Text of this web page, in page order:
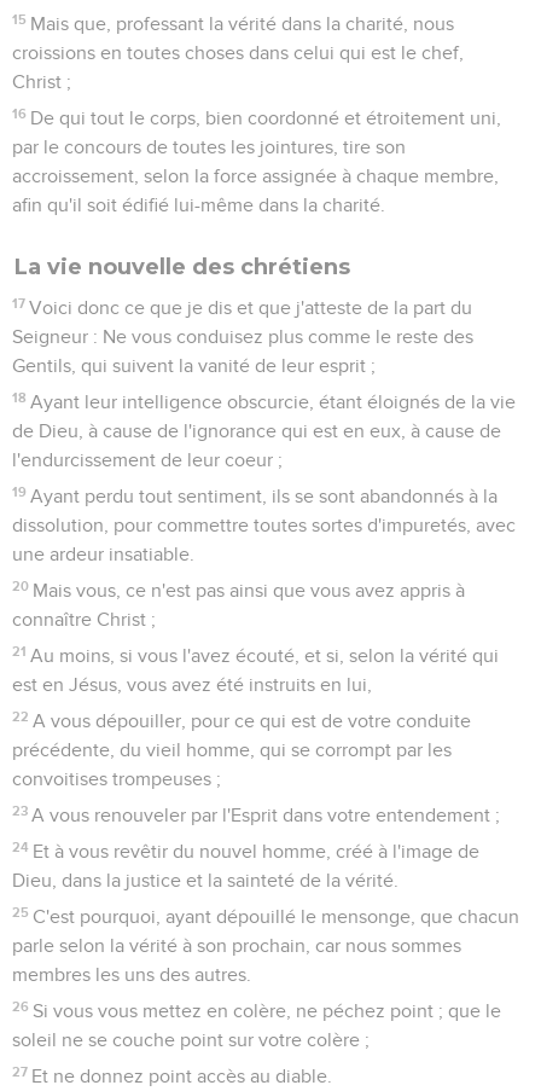
15 Mais que, professant la vérité dans la charité, nous
croissions en toutes choses dans celui qui est le chef,
Christ ;
16 De qui tout le corps, bien coordonné et étroitement uni,
par le concours de toutes les jointures, tire son
accroissement, selon la force assignée à chaque membre,
afin qu'il soit édifié lui-même dans la charité.
La vie nouvelle des chrétiens
17 Voici donc ce que je dis et que j'atteste de la part du
Seigneur : Ne vous conduisez plus comme le reste des
Gentils, qui suivent la vanité de leur esprit ;
18 Ayant leur intelligence obscurcie, étant éloignés de la vie
de Dieu, à cause de l'ignorance qui est en eux, à cause de
l'endurcissement de leur coeur ;
19 Ayant perdu tout sentiment, ils se sont abandonnés à la
dissolution, pour commettre toutes sortes d'impuretés, avec
une ardeur insatiable.
20 Mais vous, ce n'est pas ainsi que vous avez appris à
connaître Christ ;
21 Au moins, si vous l'avez écouté, et si, selon la vérité qui
est en Jésus, vous avez été instruits en lui,
22 A vous dépouiller, pour ce qui est de votre conduite
précédente, du vieil homme, qui se corrompt par les
convoitises trompeuses ;
23 A vous renouveler par l'Esprit dans votre entendement ;
24 Et à vous revêtir du nouvel homme, créé à l'image de
Dieu, dans la justice et la sainteté de la vérité.
25 C'est pourquoi, ayant dépouillé le mensonge, que chacun
parle selon la vérité à son prochain, car nous sommes
membres les uns des autres.
26 Si vous vous mettez en colère, ne péchez point ; que le
soleil ne se couche point sur votre colère ;
27 Et ne donnez point accès au diable.